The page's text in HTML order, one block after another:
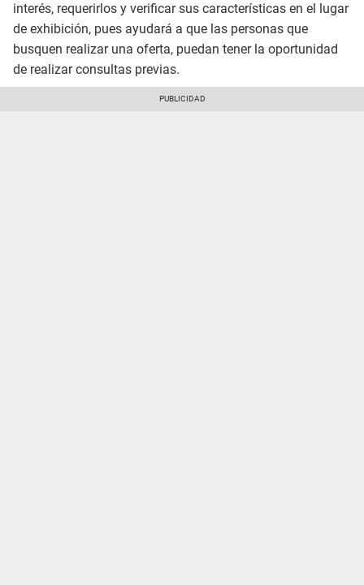
interés, requerirlos y verificar sus características en el lugar
de exhibición, pues ayudará a que las personas que
busquen realizar una oferta, puedan tener la oportunidad
de realizar consultas previas.